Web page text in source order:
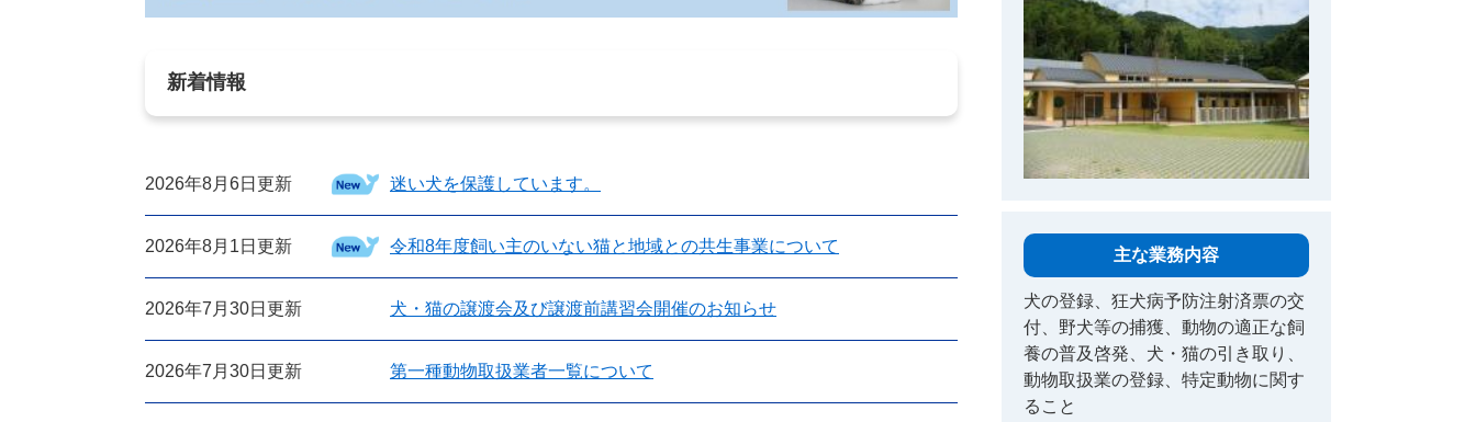
新着情報
2026年8月6日更新 迷い犬を保護しています。
2026年8月1日更新 令和8年度飼い主のいない猫と地域との共生事業について
2026年7月30日更新 犬・猫の譲渡会及び譲渡前講習会開催のお知らせ
2026年7月30日更新 第一種動物取扱業者一覧について
主な業務内容
犬の登録、狂犬病予防注射済票の交
付、野犬等の捕獲、動物の適正な飼
養の普及啓発、犬・猫の引き取り、
動物取扱業の登録、特定動物に関す
ること